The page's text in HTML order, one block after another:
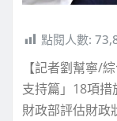
點閱人數:
【記者劉幫寧/
支持篇」18項
財政部評估財政